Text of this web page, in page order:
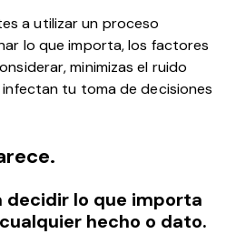
a utilizar un proceso
lo que importa, los factores
minimizas el ruido
tu toma de decisiones
decidir lo que importa
hecho o dato.